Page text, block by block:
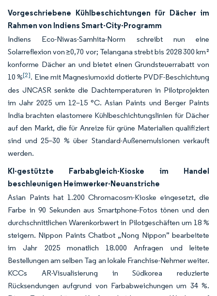
Vorgeschriebene Kühlbeschichtungen für Dächer im
Rahmen von Indiens Smart-City-Programm
Indiens Eco-Niwas-Samhita-Norm schreibt nun eine
Solarreflexion von ≥0,70 vor; Telangana strebt bis 2028 300 km²
konforme Dächer an und bietet einen Grundsteuerrabatt von
10 %[2]. Eine mit Magnesiumoxid dotierte PVDF-Beschichtung
des JNCASR senkte die Dachtemperaturen in Pilotprojekten
im Jahr 2025 um 12–15 °C. Asian Paints und Berger Paints
India brachten elastomere Kühlbeschichtungslinien für Dächer
auf den Markt, die für Anreize für grüne Materialien qualifiziert
sind und 25–30 % über Standard-Außenemulsionen verkauft
werden.
KI-gestützte Farbabgleich-Kioske im Handel
beschleunigen Heimwerker-Neuanstriche
Asian Paints hat 1.200 Chromacosm-Kioske eingesetzt, die
Farbe in 90 Sekunden aus Smartphone-Fotos tönen und den
durchschnittlichen Warenkorbwert in Pilotgeschäften um 18 %
steigern. Nippon Paints Chatbot „Nong Nippon” bearbeitete
im Jahr 2025 monatlich 18.000 Anfragen und leitete
Bestellungen am selben Tag an lokale Franchise-Nehmer weiter.
KCCs AR-Visualisierung in Südkorea reduzierte
Rücksendungen aufgrund von Farbabweichungen um 34 %.